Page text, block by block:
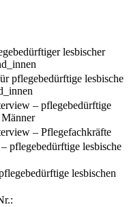
lesbischer
pflegebedürftige lesbische
– pflegebedürftige
– Pflegefachkräfte
pflegebedürftige lesbische
lesbischen